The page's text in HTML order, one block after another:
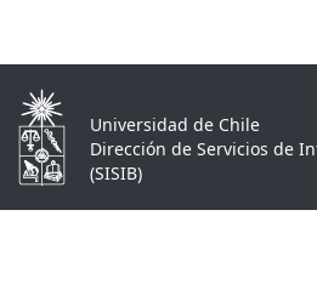
Universidad de Chile
Dirección de Servicios de
(SISIB)